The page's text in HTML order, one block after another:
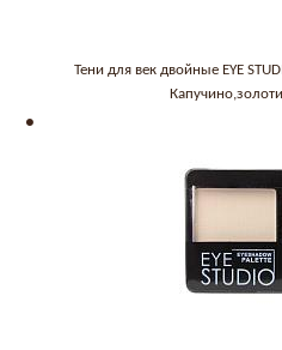
Тени для век двойные EYE